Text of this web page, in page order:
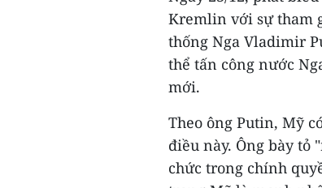
Kremlin với sự tham
thống Nga Vladimir
thể tấn công nước
mới.
Theo ông Putin, Mỹ
điều này. Ông bày
chức trong chính